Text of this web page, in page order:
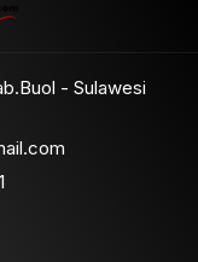
- Sulawesi